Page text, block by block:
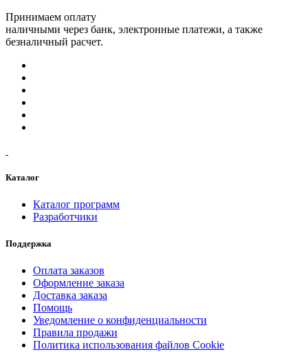
Принимаем оплату
наличными через банк, электронные платежи, а также
безналичный расчет.
Каталог
Каталог программ
Разработчики
Поддержка
Оплата заказов
Оформление заказа
Доставка заказа
Помощь
Уведомление о конфиденциальности
Правила продажи
Политика использования файлов Cookie